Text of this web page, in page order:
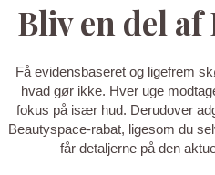
Bliv en del af
Få evidensbaseret og ligefrem
hvad gør ikke. Hver uge
fokus på især hud. Derudover
Beautyspace-rabat, ligesom du
får detaljerne på den